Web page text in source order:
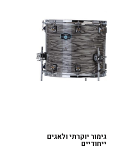
גימור יוקרתי ולאגים
ייחודיים